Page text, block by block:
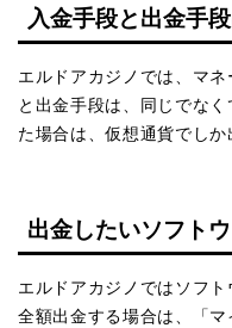
入金手段と出金手
エルドアカジノでは、マ
と出金手段は、同じでな
た場合は、仮想通貨でしか
出金したいソフト
エルドアカジノではソフト
全額出金する場合は、「